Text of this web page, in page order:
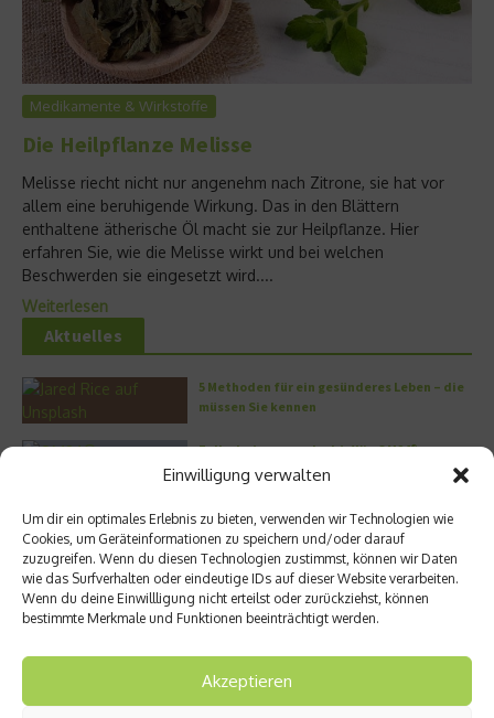
Einwilligung verwalten
Um dir ein optimales Erlebnis zu bieten, verwenden wir Technologien wie
Cookies, um Geräteinformationen zu speichern und/oder darauf
zuzugreifen. Wenn du diesen Technologien zustimmst, können wir Daten
wie das Surfverhalten oder eindeutige IDs auf dieser Website verarbeiten.
Wenn du deine Einwillligung nicht erteilst oder zurückziehst, können
bestimmte Merkmale und Funktionen beeinträchtigt werden.
Akzeptieren
Medikamente & Wirkstoffe
Die Heilpflanze Melisse
Melisse riecht nicht nur angenehm nach Zitrone, sie hat vor
allem eine beruhigende Wirkung. Das in den Blättern
enthaltene ätherische Öl macht sie zur Heilpflanze. Hier
erfahren Sie, wie die Melisse wirkt und bei welchen
Beschwerden sie eingesetzt wird....
Weiterlesen
Aktuelles
5 Methoden für ein gesünderes Leben – die
müssen Sie kennen
Zellschutz neu gedacht: Wie OM24®
körpereigene Schutzmechanismen
unterstützen soll
Sonne tanken: Die Rolle von Vitamin D für
Immunsystem und Knochen
Der Protein-Baustein: Was Kollagen in
unserem Organismus bewirkt
Meistgelesen